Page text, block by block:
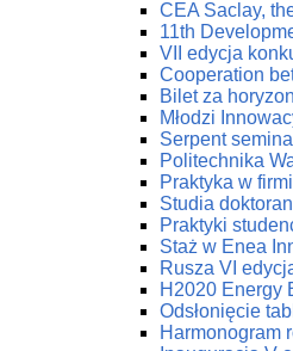
CEA Saclay,
11th
VII edycja
Cooperation
Bilet za
Młodzi
Serpent
Politechnika
Praktyka w
Studia
Praktyki
Staż w Enea
Rusza VI
H2020 Energy
Odsłonięcie
Harmonogram